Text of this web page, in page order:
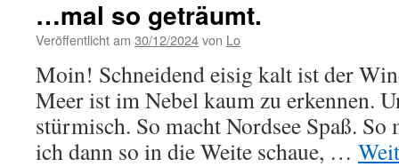
…mal so geträumt.
Veröffentlicht am 30/12/2024von Lo
Moin! Schneidend eisig kalt ist der
Meer ist im Nebel kaum zu erkennen.
stürmisch. So macht Nordsee Spaß.
ich dann so in die Weite schaue, …